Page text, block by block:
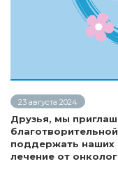
23 августа 2024
Друзья, мы
поддержать наших
лечение от